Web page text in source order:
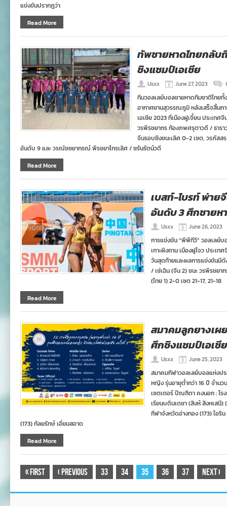
แข่งขันปรากฎว่า
Read More
ทัพชายหาดไทยกลับ
ชิงแชมป์เอเชีย
Usxx June 27, 2023
ทีมวอลเลย์บอลชายหาดทีมชาติไทยทั้
อากาศยานสุวรรณภูมิ หลังเสร็จสิ้นก
เอเชีย 2023 ที่เมืองฝูเจี้ยน ประเท
วรพีรชยากร ก้องภพศรุตาวดี / ธาร
จีนรอบชิงชนะเลิศ 0-2 เซต, วรภัสส
อันดับ 9 และ วรณัชชยากรณ์ พีรชยาไกรเลิศ / ชรันรัตน์วดี
Read More
เบสท์-ไบรท์ พ่าย
อันดับ 3 ศึกชายห
Usxx June 26, 2023
การแข่งขัน “พีพีทีวี” วอลเลย์
เกาะผิงถาน เมืองฝูโจว ประเ
วันสุดท้ายและผลการแข่งขันมี
/ เซ่เฉิน (จีน 2) ชนะ วรพีรชย
(ไทย 1) 2-0 เซต 21-17, 21-18
Read More
สมาคมลูกยางเผ
ศึกชิงแชมป์เอเชีย
Usxx June 25, 2023
สมาคมกีฬาวอลเลย์บอลแห่งป
หญิง รุ่นอายุต่ำกว่า 16 ปี จำนว
เซตเตอร์ ปัณฑิตา คงนอก : โรง
เรียนบดินเดชา (สิงห์ สิงหเสนี)
กีฬาจังหวัดอ่างทอง (173) ไอริ
(173) กัลยรักษ์ เอี่ยมสอาด
Read More
« First ‹ Previous 33 34 35 36 37 Next›